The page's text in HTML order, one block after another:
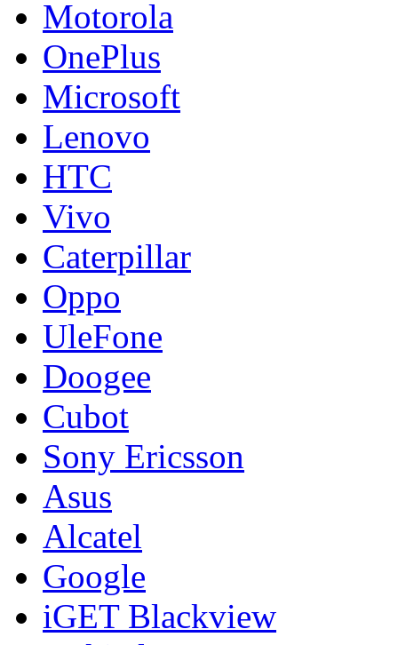
Motorola
OnePlus
Microsoft
Lenovo
HTC
Vivo
Caterpillar
Oppo
UleFone
Doogee
Cubot
Sony Ericsson
Asus
Alcatel
Google
iGET Blackview